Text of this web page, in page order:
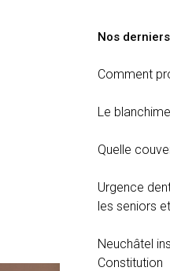
Nos
Comment
Le
Quelle
Urgence
les seniors
Neuchâtel
Constitution